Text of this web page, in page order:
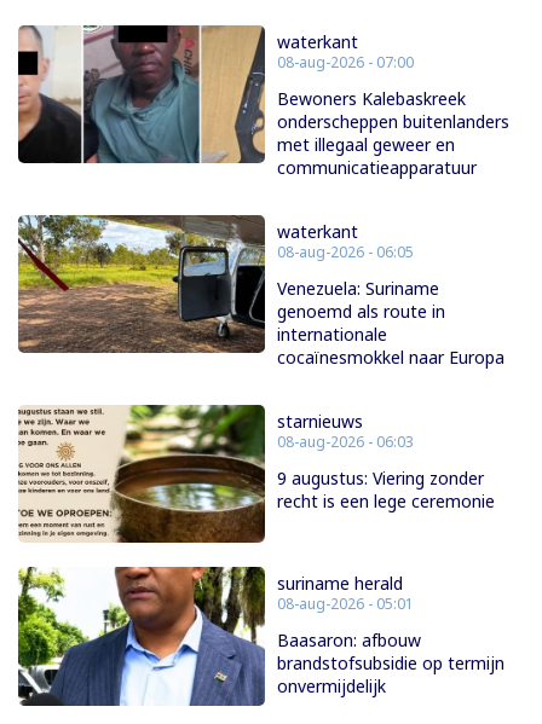
waterkant
08-aug-2026 - 07:00
Bewoners Kalebaskreek
onderscheppen buitenlanders
met illegaal geweer en
communicatieapparatuur
waterkant
08-aug-2026 - 06:05
Venezuela: Suriname
genoemd als route in
internationale
cocaïnesmokkel naar Europa
starnieuws
08-aug-2026 - 06:03
9 augustus: Viering zonder
recht is een lege ceremonie
suriname herald
08-aug-2026 - 05:01
Baasaron: afbouw
brandstofsubsidie op termijn
onvermijdelijk